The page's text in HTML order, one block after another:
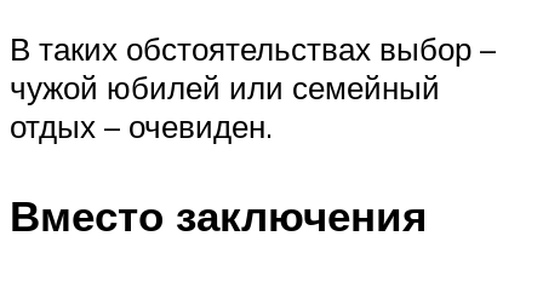
В таких обстоятельствах выбор –
чужой юбилей или семейный
отдых – очевиден.
Вместо заключения